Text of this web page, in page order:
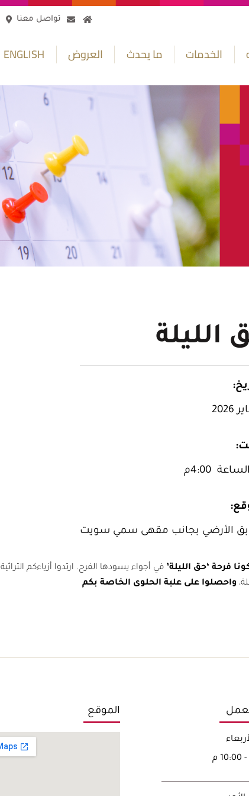
تواصل معنا
الخدمات ما يحدث العروض ENGLISH
الليلة
4:00م
الأرضي بجانب مقهى سمي سويت
فرحة ‘حق الليلة’ في أجواء يسودها الفرح. ارتدوا أزياءكم التراثية
واحصلوا على علبة الحلوى الخاصة بكم
الموقع